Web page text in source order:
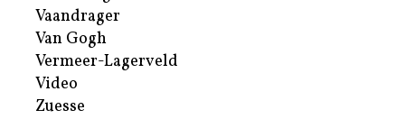
Vaandrager
Van Gogh
Vermeer-Lagerveld
Video
Zuesse